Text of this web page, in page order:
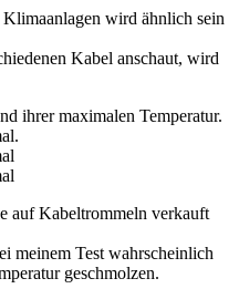
wird ähnlich sein
Kabel anschaut, wird
ihrer maximalen Temperatur.
auf Kabeltrommeln verkauft
meinem Test wahrscheinlich
geschmolzen.